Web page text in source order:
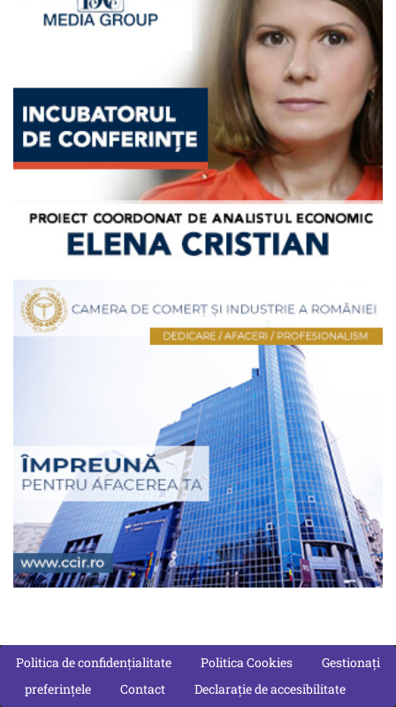
Politica de confidențialitate Politica Cookies
Gestionați
preferințele
Contact Declarație de accesibilitate